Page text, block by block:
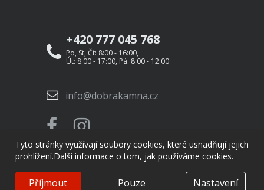
+420 777 045 768
Po, St, Čt: 8:00 - 16:00,
Út: 8:00 - 17:00, Pá: 8:00 - 12:00
info@dobrakamna.cz
Tyto stránky využívají soubory cookies, které usnadňují jejich
prohlížení.Další informace o tom, jak používáme cookies.
Příjmout Pouze Nastavení